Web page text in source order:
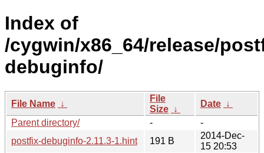
Index of
/cygwin/x86_64/release/
debuginfo/
File Name ↓
File
Size ↓
Date ↓
Parent directory/
-
-
postfix-debuginfo-2.11.3-1.hint
191 B
2014-Dec-
15 20:53